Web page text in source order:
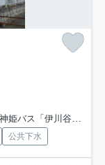
谷出張所前」 停歩5分
公共下水